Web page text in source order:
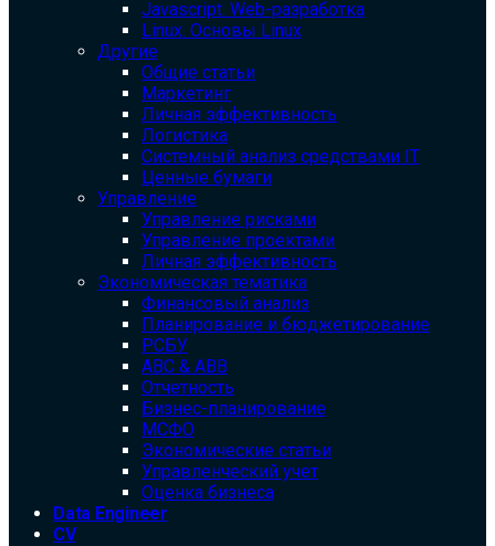
Javascript. Web-разработка
Linux. Основы Linux
Другие
Общие статьи
Маркетинг
Личная эффективность
Логистика
Системный анализ средствами IT
Ценные бумаги
Управление
Управление рисками
Управление проектами
Личная эффективность
Экономическая тематика
Финансовый анализ
Планирование и бюджетирование
РСБУ
ABC & ABB
Отчетность
Бизнес-планирование
МСФО
Экономические статьи
Управленческий учет
Оценка бизнеса
Data Engineer
CV